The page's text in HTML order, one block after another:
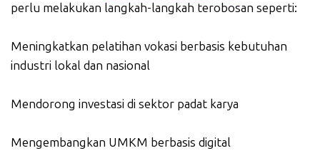
perlu melakukan langkah-langkah terobosan seperti:
Meningkatkan pelatihan vokasi berbasis kebutuhan
industri lokal dan nasional
Mendorong investasi di sektor padat karya
Mengembangkan UMKM berbasis digital